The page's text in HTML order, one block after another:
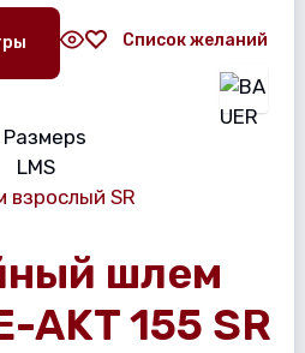
Список желаний
Размерs
LMS
взрослый SR
шлем
AKT 155 SR